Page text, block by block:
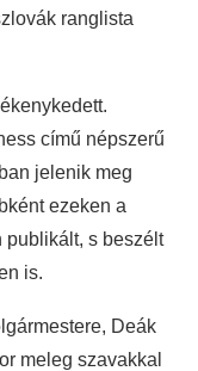
ranglista
című népszerű
jelenik meg
ezeken a
publikált, s beszélt
is.
Deák
meleg szavakkal